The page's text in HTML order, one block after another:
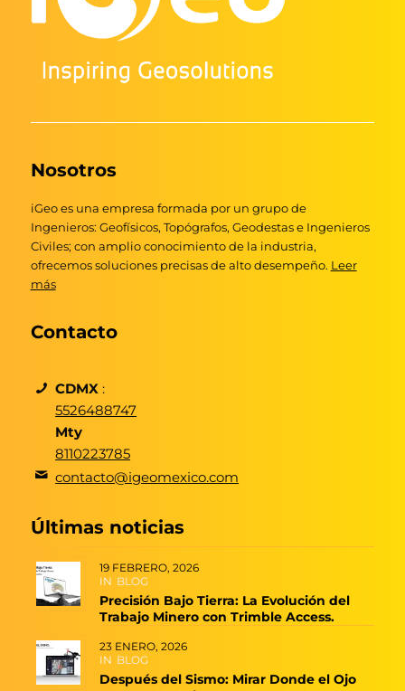
Nosotros
iGeo es una empresa formada por un grupo de
Ingenieros: Geofísicos, Topógrafos, Geodestas e Ingenieros
Civiles; con amplio conocimiento de la industria,
ofrecemos soluciones precisas de alto desempeño. Leer
más
Contacto
CDMX :
5526488747
Mty
8110223785
contacto@igeomexico.com
Últimas noticias
19 FEBRERO, 2026
IN BLOG
Precisión Bajo Tierra: La Evolución del
Trabajo Minero con Trimble Access.
23 ENERO, 2026
IN BLOG
Después del Sismo: Mirar Donde el Ojo